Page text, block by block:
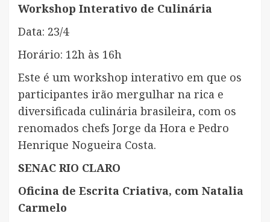
Workshop Interativo de Culinária
Data: 23/4
Horário: 12h às 16h
Este é um workshop interativo em que os
participantes irão mergulhar na rica e
diversificada culinária brasileira, com os
renomados chefs Jorge da Hora e Pedro
Henrique Nogueira Costa.
SENAC RIO CLARO
Oficina de Escrita Criativa, com Natalia
Carmelo